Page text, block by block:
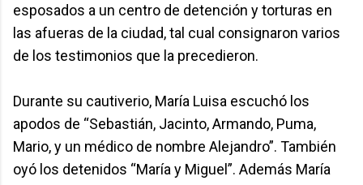
esposados a un centro de detención y torturas en
las afueras de la ciudad, tal cual consignaron varios
de los testimonios que la precedieron.
Durante su cautiverio, María Luisa escuchó los
apodos de “Sebastián, Jacinto, Armando, Puma,
Mario, y un médico de nombre Alejandro”. También
oyó los detenidos “María y Miguel”. Además María